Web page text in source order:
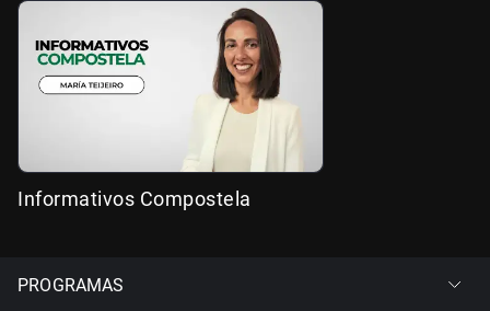
Informativos Compostela
PROGRAMAS